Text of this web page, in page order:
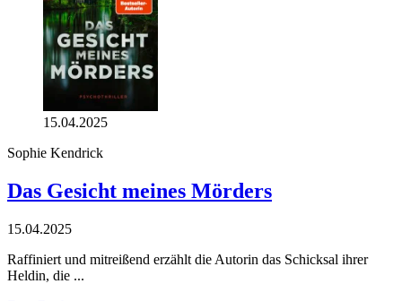
15.04.2025
Sophie Kendrick
Das Gesicht meines Mörders
15.04.2025
Raffiniert und mitreißend erzählt die Autorin das Schicksal ihrer
Heldin, die ...